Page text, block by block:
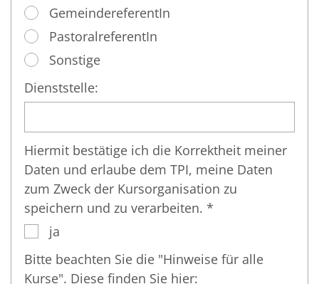
GemeindereferentIn
PastoralreferentIn
Sonstige
Dienststelle:
Hiermit bestätige ich die Korrektheit meiner
Daten und erlaube dem TPI, meine Daten
zum Zweck der Kursorganisation zu
speichern und zu verarbeiten. *
ja
Bitte beachten Sie die "Hinweise für alle
Kurse". Diese finden Sie hier: